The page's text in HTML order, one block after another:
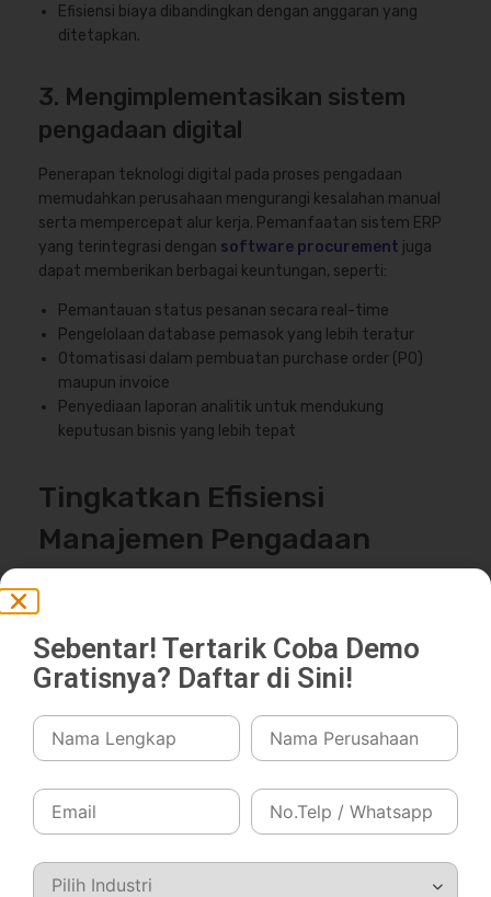
Efisiensi biaya dibandingkan dengan anggaran yang
ditetapkan.
3. Mengimplementasikan sistem
pengadaan digital
Penerapan teknologi digital pada proses pengadaan
memudahkan perusahaan mengurangi kesalahan manual
serta mempercepat alur kerja. Pemanfaatan sistem ERP
yang terintegrasi dengan software procurement juga
dapat memberikan berbagai keuntungan, seperti:
Pemantauan status pesanan secara real-time
Pengelolaan database pemasok yang lebih teratur
Otomatisasi dalam pembuatan purchase order (PO)
maupun invoice
Penyediaan laporan analitik untuk mendukung
keputusan bisnis yang lebih tepat
Tingkatkan Efisiensi
Manajemen Pengadaan
dengan Software
Procurement Total
Sebentar! Tertarik Coba Demo
Gratisnya? Daftar di Sini!